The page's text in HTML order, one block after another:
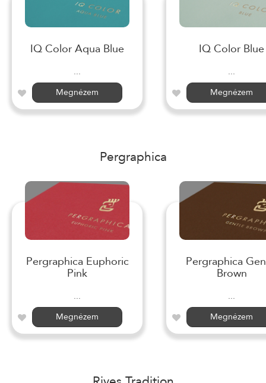
IQ Color Aqua Blue
...
Megnézem
IQ Color Blue
...
Megnézem
Pergraphica
Pergraphica Euphoric
Pink
...
Megnézem
Pergraphica
Brown
...
Megnézem